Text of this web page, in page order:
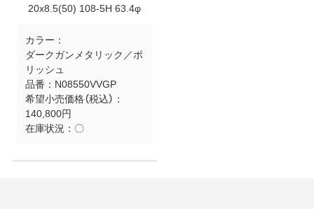
20x8.5(50) 108-5H 63.4φ
カラー：
ダークガンメタリック／ポ
リッシュ
品番： N08550VVGP
希望小売価格（税込）：
140,800円
在庫状況： 〇